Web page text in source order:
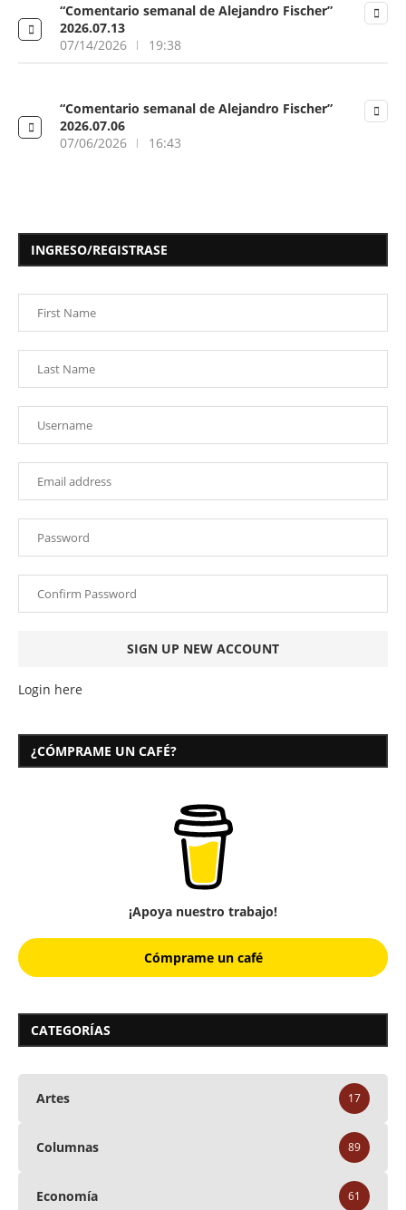
“Comentario semanal de Alejandro Fischer”
2026.07.13
07/14/2026
19:38
“Comentario semanal de Alejandro Fischer”
2026.07.06
07/06/2026
16:43
INGRESO/REGISTRASE
Login here
¿CÓMPRAME UN CAFÉ?
¡Apoya nuestro trabajo!
Cómprame un café
CATEGORÍAS
Artes 17
Columnas 89
Economía 61